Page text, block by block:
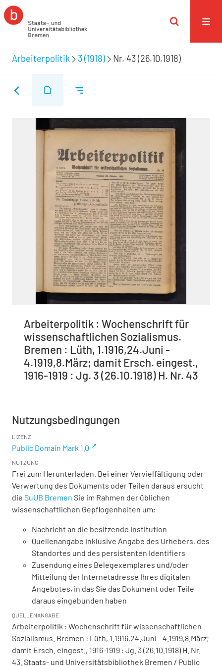
Arbeiterpolitik 3 (1918) Nr. 43 (26.10.1918)
Arbeiterpolitik : Wochenschrift für
wissenschaftlichen Sozialismus.
Bremen : Lüth, 1.1916,24.Juni -
4.1919,8.März; damit Ersch. eingest.,
1916-1919 : Jg. 3 (26.10.1918) H. Nr. 43
Nutzungsbedingungen
LIZENZ
Public Domain Mark 1.0
NUTZUNG
Frei zum Herunterladen. Bei einer Vervielfältigung oder
Verwertung des Dokuments oder Teilen daraus ersucht
die SuUB Bremen Sie im Rahmen der üblichen
wissenschaftlichen Gepflogenheiten um:
Nachricht an die besitzende Institution
Quellenangabe inklusive Angabe des Urhebers, des
Standortes und des persistenten Identifiers
Zusendung eines Belegexemplares und/oder
Mitteilung der Internetadresse Ihres digitalen
Angebotes, in das Sie das Dokument oder Teile
daraus eingebunden haben
QUELLENANGABE
Arbeiterpolitik : Wochenschrift für wissenschaftlichen
Sozialismus. Bremen : Lüth, 1.1916,24.Juni - 4.1919,8.März;
damit Ersch. eingest., 1916-1919 : Jg. 3 (26.10.1918) H. Nr.
43. Staats- und Universitätsbibliothek Bremen / Public